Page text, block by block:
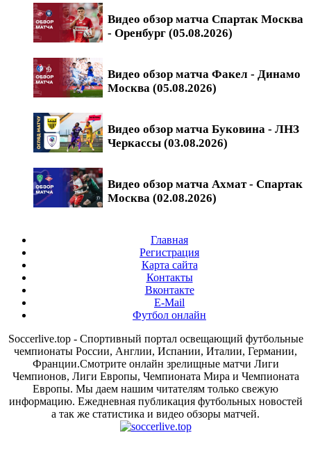
Видео обзор матча Спартак Москва
- Оренбург (05.08.2026)
Видео обзор матча Факел - Динамо
Москва (05.08.2026)
Видео обзор матча Буковина - ЛНЗ
Черкассы (03.08.2026)
Видео обзор матча Ахмат - Спартак
Москва (02.08.2026)
Главная
Регистрация
Карта сайта
Контакты
Вконтакте
E-Mail
Футбол онлайн
Soccerlive.top - Спортивный портал освещающий футбольные
чемпионаты России, Англии, Испании, Италии, Германии,
Франции.Смотрите онлайн зрелищные матчи Лиги
Чемпионов, Лиги Европы, Чемпионата Мира и Чемпионата
Европы. Мы даем нашим читателям только свежую
информацию. Ежедневная публикация футбольных новостей
а так же статистика и видео обзоры матчей.